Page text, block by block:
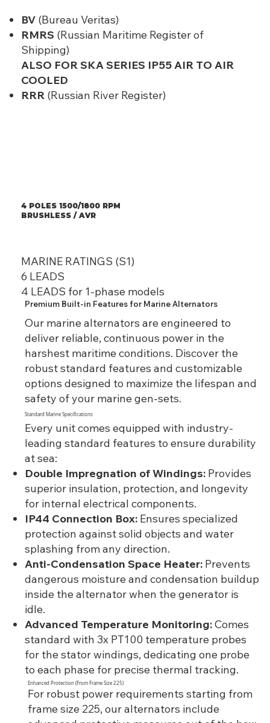
4 POLES 1500/1800 RPM
BRUSHLESS / AVR
MARINE RATINGS (S1)
6 LEADS
4 LEADS for 1-phase models
BV (Bureau Veritas)
RMRS (Russian Maritime Register of
Shipping)
ALSO FOR SKA SERIES IP55 AIR TO AIR
COOLED
RRR (Russian River Register)
Premium Built-in Features for Marine Alternators
Our marine alternators are engineered to
deliver reliable, continuous power in the
harshest maritime conditions. Discover the
robust standard features and customizable
options designed to maximize the lifespan and
safety of your marine gen-sets.
Standard Marine Specifications
Every unit comes equipped with industry-
leading standard features to ensure durability
at sea:
Double Impregnation of Windings: Provides
superior insulation, protection, and longevity
for internal electrical components.
IP44 Connection Box:Ensures specialized
protection against solid objects and water
splashing from any direction.
Anti-Condensation Space Heater:Prevents
dangerous moisture and condensation buildup
inside the alternator when the generator is
idle.
Advanced Temperature Monitoring:Comes
standard with 3x PT100 temperature probes
for the stator windings, dedicating one probe
to each phase for precise thermal tracking.
Enhanced Protection (From Frame Size 225)
For robust power requirements starting from
frame size 225, our alternators include